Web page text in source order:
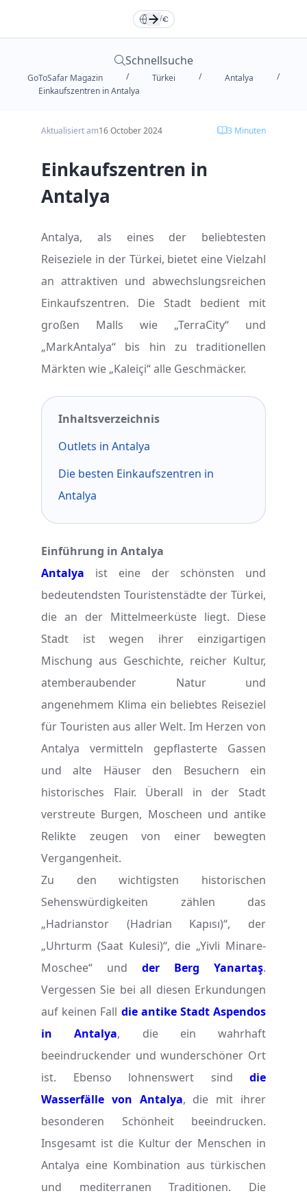
DE/€
TR English
فارسی FA العربية AR
Toman TL
GoToSafar Magazin / Türkei / Antalya
/
Einkaufszentren in Antalya
Schnellsuche
Aktualisiert am16 October 2024 3 Minuten
Einkaufszentren in
Antalya
Antalya, als eines der beliebtesten
Reiseziele in der Türkei, bietet eine Vielzahl
an attraktiven und abwechslungsreichen
Einkaufszentren. Die Stadt bedient mit
großen Malls wie „TerraCity“ und
„MarkAntalya“ bis hin zu traditionellen
Märkten wie „Kaleiçi“ alle Geschmäcker.
Inhaltsverzeichnis
Outlets in Antalya
Die besten Einkaufszentren in
Antalya
Einführung in Antalya
Antalya
ist eine der schönsten und
bedeutendsten Touristenstädte der Türkei,
die an der Mittelmeerküste liegt. Diese
Stadt ist wegen ihrer einzigartigen
Mischung aus Geschichte, reicher Kultur,
atemberaubender Natur und
angenehmem Klima ein beliebtes Reiseziel
für Touristen aus aller Welt. Im Herzen von
Antalya vermitteln gepflasterte Gassen
und alte Häuser den Besuchern ein
historisches Flair. Überall in der Stadt
verstreute Burgen, Moscheen und antike
Relikte zeugen von einer bewegten
Vergangenheit.
Zu den wichtigsten historischen
Sehenswürdigkeiten zählen das
„Hadrianstor (Hadrian Kapısı)“, der
„Uhrturm (Saat Kulesi)“, die „Yivli Minare-
Moschee“ und
der Berg Yanartaş.
Vergessen Sie bei all diesen Erkundungen
auf keinen Fall die antike Stadt Aspendos
in Antalya, die ein wahrhaft
beeindruckender und wunderschöner Ort
ist. Ebenso lohnenswert sind die
Wasserfälle von Antalya, die mit ihrer
besonderen Schönheit beeindrucken.
Insgesamt ist die Kultur der Menschen in
Antalya eine Kombination aus türkischen
und mediterranen Traditionen. Die
TR English
فارسی FA العربية AR
Toman TL